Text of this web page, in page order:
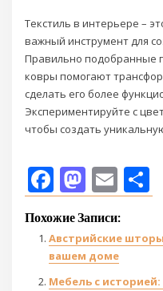
Текстиль в интерьере –
важный инструмент для
Правильно подобранные
ковры помогают
сделать его более
Экспериментируйте с
чтобы создать
Facebook
Похожие Записи:
Австрийские
вашем доме
Мебель с